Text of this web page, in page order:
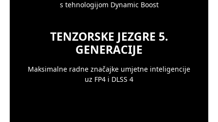
s tehnologijom Dynamic Boost
TENZORSKE JEZGRE 5.
GENERACIJE
Maksimalne radne značajke umjetne inteligencije
uz FP4 i DLSS 4